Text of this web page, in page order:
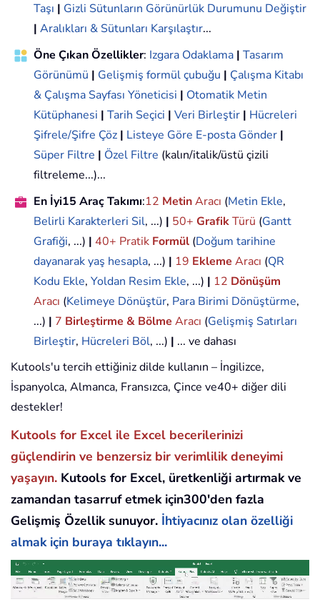
Taşı | Gizli Sütunların Görünürlük Durumunu Değiştir
| Aralıkları & Sütunları Karşılaştır...
Öne Çıkan Özellikler: Izgara Odaklama | Tasarım
Görünümü | Gelişmiş formül çubuğu | Çalışma Kitabı
& Çalışma Sayfası Yöneticisi | Otomatik Metin
Kütüphanesi | Tarih Seçici | Veri Birleştir | Hücreleri
Şifrele/Şifre Çöz | Listeye Göre E-posta Gönder |
Süper Filtre | Özel Filtre (kalın/italik/üstü çizili
filtreleme...)...
En İyi15 Araç Takımı:12 MetinAracı (Metin Ekle,
Belirli Karakterleri Sil, ...) | 50+ GrafikTürü (Gantt
Grafiği, ...) | 40+ Pratik Formül (Doğum tarihine
dayanarak yaş hesapla, ...) | 19 Ekleme Aracı (QR
Kodu Ekle, Yoldan Resim Ekle, ...) | 12 Dönüşüm
Aracı (Kelimeye Dönüştür, Para Birimi Dönüştürme,
...) | 7 Birleştirme & Bölme Aracı (Gelişmiş Satırları
Birleştir, Hücreleri Böl, ...) | ... ve dahası
Kutools'u tercih ettiğiniz dilde kullanın – İngilizce,
İspanyolca, Almanca, Fransızca, Çince ve40+ diğer dili
destekler!
Kutools for Excel ile Excel becerilerinizi
güçlendirin ve benzersiz bir verimlilik deneyimi
yaşayın. Kutools for Excel, üretkenliği artırmak ve
zamandan tasarruf etmek için300'den fazla
Gelişmiş Özellik sunuyor. İhtiyacınız olan özelliği
almak için buraya tıklayın...